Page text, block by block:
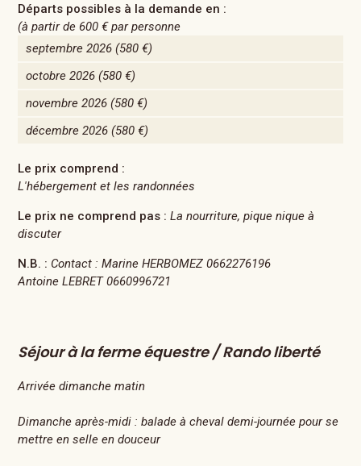
Départs possibles à la demande en :
(à partir de 600 €par personne
septembre 2026 (580 €)
octobre 2026 (580 €)
novembre 2026 (580 €)
décembre 2026 (580 €)
Le prix comprend :
L'hébergement et les randonnées
Le prix ne comprend pas : La nourriture, pique nique à
discuter
N.B. : Contact : Marine HERBOMEZ 0662276196
Antoine LEBRET 0660996721
Séjour à la ferme équestre / Rando liberté
Arrivée dimanche matin
Dimanche après-midi : balade à cheval demi-journée pour se
mettre en selle en douceur